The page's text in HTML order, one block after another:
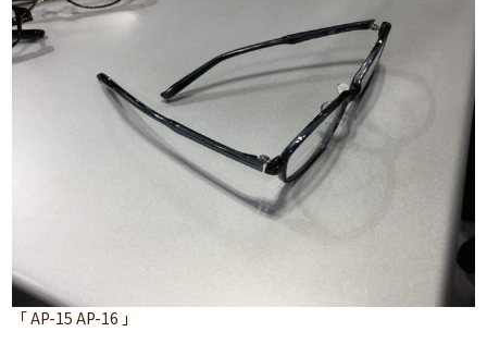
「 AP-15 AP-16 」